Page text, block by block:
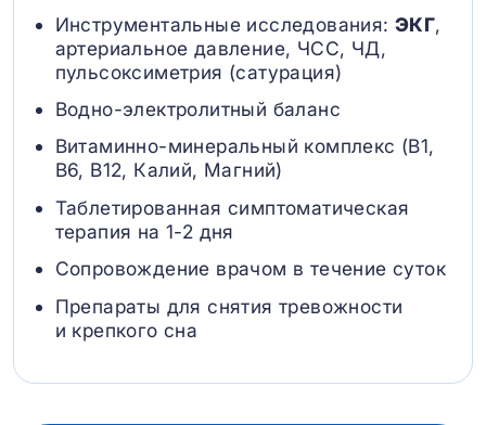
Инструментальные исследования: ЭКГ,
артериальное давление, ЧСС, ЧД,
пульсоксиметрия (сатурация)
Водно-электролитный баланс
Витаминно-минеральный комплекс (B1,
B6, В12, Калий, Магний)
Таблетированная симптоматическая
терапия на 1-2 дня
Сопровождение врачом в течение суток
Препараты для снятия тревожности
и крепкого сна